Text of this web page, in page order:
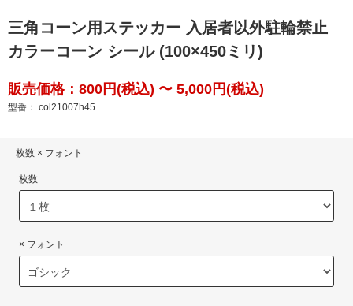
三角コーン用ステッカー 入居者以外駐輪禁止
カラーコーン シール (100×450ミリ)
販売価格：800円(税込) 〜 5,000円(税込)
型番： col21007h45
枚数 × フォント
枚数
× フォント